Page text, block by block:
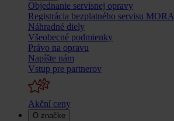
Objednanie servisnej opravy
Registrácia bezplatného servisu MORA
Náhradné diely
Všeobecné podmienky
Právo na opravu
Napíšte nám
Vstup pre partnerov
Akční ceny
O značke